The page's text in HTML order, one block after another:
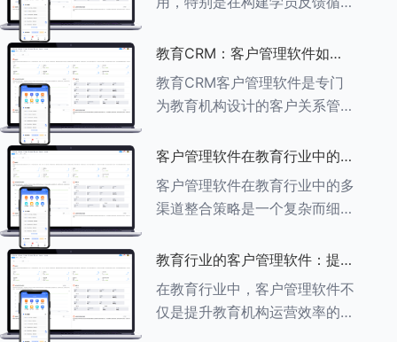
###一、
用。以下是对客户管理软件在教
育行业中学员反馈循环机制的详
细分析： ###一、学员反馈循
环机制
教育CRM：客户管理软件如何
助力教育机构实现可持续发展
教育CRM客户管理软件是专门
为教育机构设计的客户关系管理
家长、教师及其他相关方的互
动，对教育机构实现可持续发展
具有重要意义。以下是教育
CRM如何助力教育
客户管理软件在教育行业中的多
渠道整合策略
客户管理软件在教育行业中的多
渠道整合策略是一个复杂而细致
多种渠道，提升教育机构的市场
竞争力、客户满意度和运营效
率。以下是对这一策略的具体分
析： ###
教育行业的客户管理软件：提升
家长参与度的关键
在教育行业中，客户管理软件不
仅是提升教育机构运营效率的重